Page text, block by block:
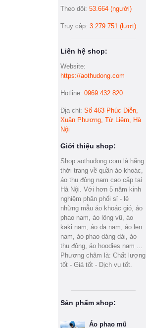
Theo dõi: 53.664 (người)
Truy cập: 3.279.751 (lượt)
Liên hệ shop:
Website:
https://aothudong.com
Hotline: 0969.432.820
Địa chỉ: Số 463 Phúc Diễn,
Xuân Phương, Từ Liêm, Hà
Nội
Giới thiệu shop:
Shop aothudong.com là hãng
thời trang về quần áo khoác,
áo thu đông nam cao cấp tại
Hà Nội. Với hơn 5 năm kinh
nghiệm phân phối sỉ - lẻ
những mẫu áo khoác gió, áo
phao nam, áo lông vũ, áo
kaki nam, áo dạ nam, áo len
nam, áo phao dáng dài, áo
thu đông, áo hoodies nam ...
Phương châm là: Chất lượng
tốt - Giá tốt - Dịch vụ tốt.
Sản phẩm shop:
Áo phao mũ